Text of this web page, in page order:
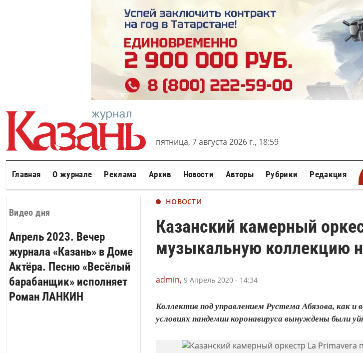
пятница, 7 августа 2026 г., 18:59
Главная О журнале Реклама Архив Новости Авторы Рубрики Редакция
Видео дня
Апрель 2023. Вечер
журнала «Казань» в Доме
Актёра. Песню «Весёлый
барабанщик» исполняет
Роман ЛАНКИН
НОВОСТИ
Казанский камерный
музыкальную коллекцию
admin, 9 Апрель 2020 - 14:34
Коллектив под управлением Рустема Абязова, как и
условиях пандемии коронавируса вынуждены были